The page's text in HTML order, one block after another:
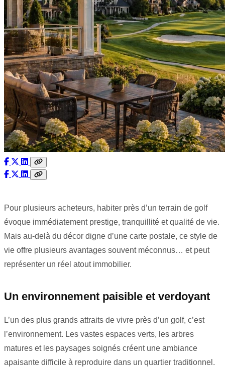
Pour plusieurs acheteurs, habiter près d’un terrain de golf
évoque immédiatement prestige, tranquillité et qualité de vie.
Mais au-delà du décor digne d’une carte postale, ce style de
vie offre plusieurs avantages souvent méconnus… et peut
représenter un réel atout immobilier.
Un environnement paisible et verdoyant
L’un des plus grands attraits de vivre près d’un golf, c’est
l’environnement. Les vastes espaces verts, les arbres
matures et les paysages soignés créent une ambiance
apaisante difficile à reproduire dans un quartier traditionnel.